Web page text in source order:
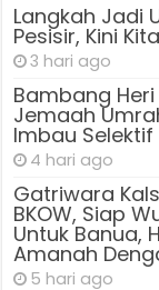
Langkah Jadi
Pesisir, Kini
3 hari ago
Bambang
Jemaah
Imbau
4 hari ago
Gatriwara
BKOW, Siap
Untuk Banua,
Amanah
5 hari ago